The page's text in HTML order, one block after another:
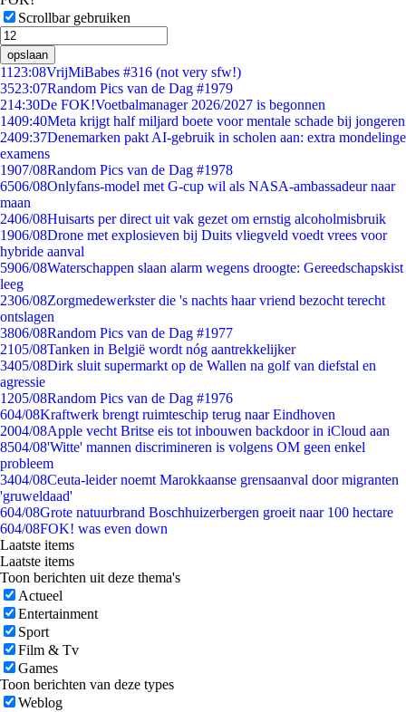
Scrollbar gebruiken
opslaan
11 23:08VrijMiBabes #316 (not very sfw!)
3523:07Random Pics van de Dag #1979
214:30De FOK!Voetbalmanager 2026/2027 is begonnen
1409:40Meta krijgt half miljard boete voor mentale schade bij jongeren
2409:37Denemarken pakt AI-gebruik in scholen aan: extra mondelinge
examens
1907/08Random Pics van de Dag #1978
6506/08Onlyfans-model met G-cup wil als NASA-ambassadeur naar
maan
2406/08Huisarts per direct uit vak gezet om ernstig alcoholmisbruik
1906/08Drone met explosieven bij Duits vliegveld voedt vrees voor
hybride aanval
5906/08Waterschappen slaan alarm wegens droogte: Gereedschapskist
leeg
2306/08Zorgmedewerkster die 's nachts haar vriend bezocht terecht
ontslagen
3806/08Random Pics van de Dag #1977
2105/08Tanken in België wordt nóg aantrekkelijker
3405/08Dirk sluit supermarkt op de Wallen na golf van diefstal en
agressie
1205/08Random Pics van de Dag #1976
604/08Kraftwerk brengt ruimteschip terug naar Eindhoven
2004/08Apple vecht Britse eis tot inbouwen backdoor in iCloud aan
8504/08'Witte' mannen discrimineren is volgens OM geen enkel
probleem
3404/08Ceuta-leider noemt Marokkaanse grensaanval door migranten
'gruweldaad'
604/08Grote natuurbrand Boschhuizerbergen groeit naar 100 hectare
604/08FOK! was even down
Laatste items
Laatste items
Toon berichten uit deze thema's
Actueel
Entertainment
Sport
Film & Tv
Games
Toon berichten van deze types
Weblog